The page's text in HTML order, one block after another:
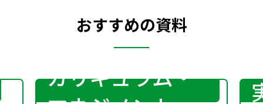
おすすめの資料
カリキュラム・